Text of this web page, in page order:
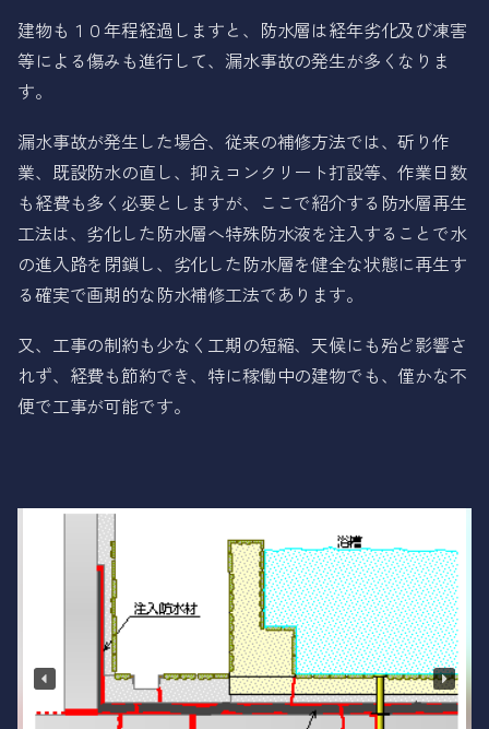
建物も１０年程経過しますと、防水層は経年劣化及び凍害
等による傷みも進行して、漏水事故の発生が多くなりま
す。
漏水事故が発生した場合、従来の補修方法では、斫り作
業、既設防水の直し、抑えコンクリート打設等、作業日数
も経費も多く必要としますが、ここで紹介する防水層再生
工法は、劣化した防水層へ特殊防水液を注入することで水
の進入路を閉鎖し、劣化した防水層を健全な状態に再生す
る確実で画期的な防水補修工法であります。
又、工事の制約も少なく工期の短縮、天候にも殆ど影響さ
れず、経費も節約でき、特に稼働中の建物でも、僅かな不
便で工事が可能です。